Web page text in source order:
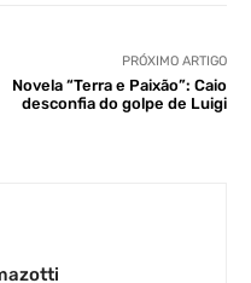
PRÓXIMO ARTIGO
Novela “Terra e Paixão”: Caio
desconfia do golpe de Luigi